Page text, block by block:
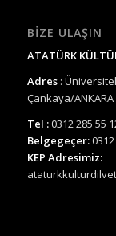
BIZE ULAŞIN
ATATÜRK
Adres :
Çankaya/
Tel :0312 285 55
Belgegeçer:0312
KEP Adresimiz: